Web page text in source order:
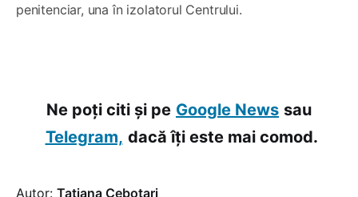
penitenciar, una în izolatorul Centrului.
Ne poți citi și pe Google News sau
Telegram, dacă îți este mai comod.
Autor: Tatiana Cebotari